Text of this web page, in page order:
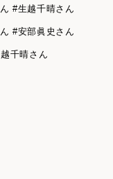
#生越千晴さん
#安部眞史さん
千晴さん